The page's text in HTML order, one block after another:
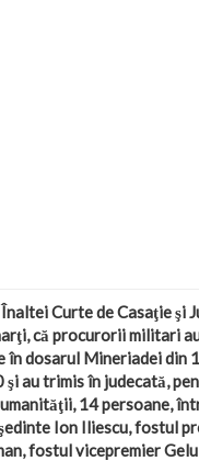
Curte de Casaţie şi
că procurorii militari
în dosarul Mineriadei din
şi au trimis în judecată,
14 persoane,
Ion Iliescu, fostul
fostul vicepremier